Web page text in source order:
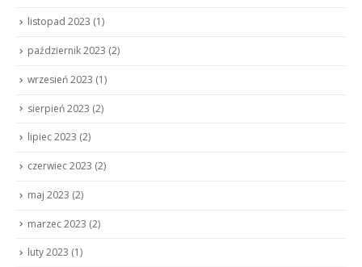
listopad 2023 (1)
październik 2023 (2)
wrzesień 2023 (1)
sierpień 2023 (2)
lipiec 2023 (2)
czerwiec 2023 (2)
maj 2023 (2)
marzec 2023 (2)
luty 2023 (1)